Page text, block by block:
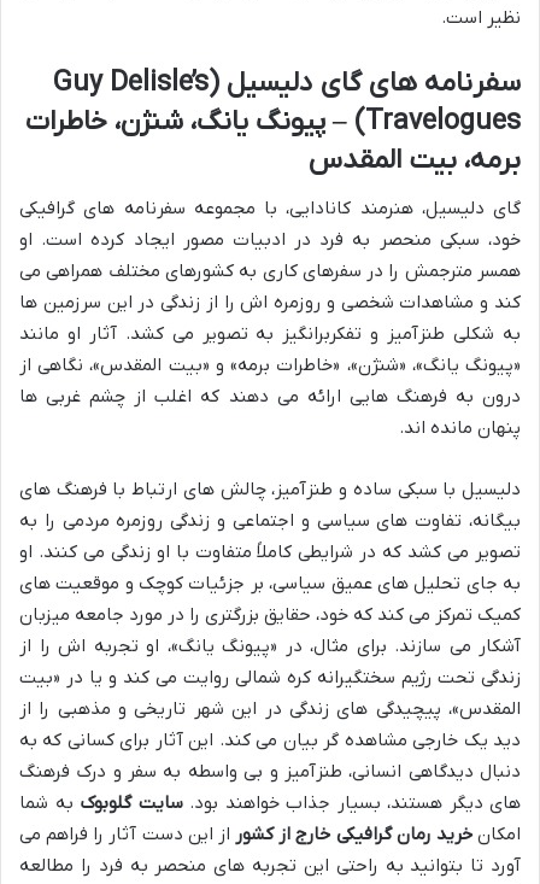
نظیر است.
سفرنامه های گای دلیسیل (Guy Delisle’s
Travelogues) – پیونگ یانگ، شنژن، خاطرات
برمه، بیت المقدس
گای دلیسیل، هنرمند کانادایی، با مجموعه سفرنامه های گرافیکی
خود، سبکی منحصر به فرد در ادبیات مصور ایجاد کرده است. او
همسر مترجمش را در سفرهای کاری به کشورهای مختلف همراهی می
کند و مشاهدات شخصی و روزمره اش را از زندگی در این سرزمین ها
به شکلی طنزآمیز و تفکربرانگیز به تصویر می کشد. آثار او مانند
«پیونگ یانگ»، «شنژن»، «خاطرات برمه» و «بیت المقدس»، نگاهی از
درون به فرهنگ هایی ارائه می دهند که اغلب از چشم غربی ها
پنهان مانده اند.
دلیسیل با سبکی ساده و طنزآمیز، چالش های ارتباط با فرهنگ های
بیگانه، تفاوت های سیاسی و اجتماعی و زندگی روزمره مردمی را به
تصویر می کشد که در شرایطی کاملاً متفاوت با او زندگی می کنند. او
به جای تحلیل های عمیق سیاسی، بر جزئیات کوچک و موقعیت های
کمیک تمرکز می کند که خود، حقایق بزرگتری را در مورد جامعه میزبان
آشکار می سازند. برای مثال، در «پیونگ یانگ»، او تجربه اش را از
زندگی تحت رژیم سختگیرانه کره شمالی روایت می کند و یا در «بیت
المقدس»، پیچیدگی های زندگی در این شهر تاریخی و مذهبی را از
دید یک خارجی مشاهده گر بیان می کند. این آثار برای کسانی که به
دنبال دیدگاهی انسانی، طنزآمیز و بی واسطه به سفر و درک فرهنگ
های دیگر هستند، بسیار جذاب خواهند بود.سایت گلوبوک به شما
امکانخرید رمان گرافیکی خارج از کشور از این دست آثار را فراهم می
آورد تا بتوانید به راحتی این تجربه های منحصر به فرد را مطالعه